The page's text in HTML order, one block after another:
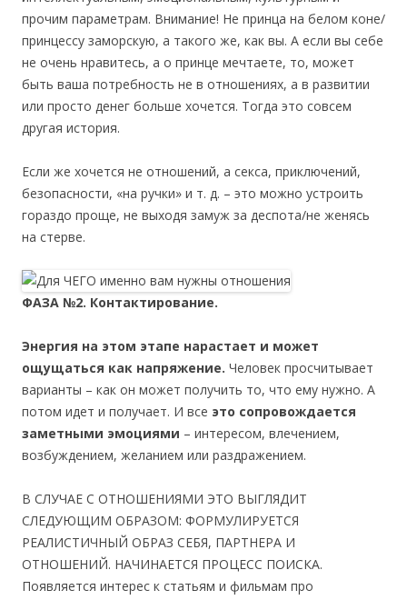
прочим параметрам. Внимание! Не принца на белом коне/
принцессу заморскую, а такого же, как вы. А если вы себе
не очень нравитесь, а о принце мечтаете, то, может
быть ваша потребность не в отношениях, а в развитии
или просто денег больше хочется. Тогда это совсем
другая история.
Если же хочется не отношений, а секса, приключений,
безопасности, «на ручки» и т. д. – это можно устроить
гораздо проще, не выходя замуж за деспота/не женясь
на стерве.
ФАЗА №2. Контактирование.
Энергия на этом этапе нарастает и может
ощущаться как напряжение. Человек просчитывает
варианты – как он может получить то, что ему нужно. А
потом идет и получает. И все это сопровождается
заметными эмоциями – интересом, влечением,
возбуждением, желанием или раздражением.
В СЛУЧАЕ С ОТНОШЕНИЯМИ ЭТО ВЫГЛЯДИТ
СЛЕДУЮЩИМ ОБРАЗОМ: ФОРМУЛИРУЕТСЯ
РЕАЛИСТИЧНЫЙ ОБРАЗ СЕБЯ, ПАРТНЕРА И
ОТНОШЕНИЙ. НАЧИНАЕТСЯ ПРОЦЕСС ПОИСКА.
Появляется интерес к статьям и фильмам про